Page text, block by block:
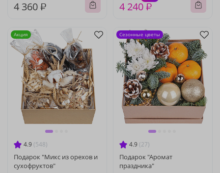
4 360 ₽ 4 240 ₽
4.9 (548)
Подарок "Микс из орехов и
сухофруктов"
Акция
4.9 (27)
Подарок "Аромат
праздника"
Сезонные цветы